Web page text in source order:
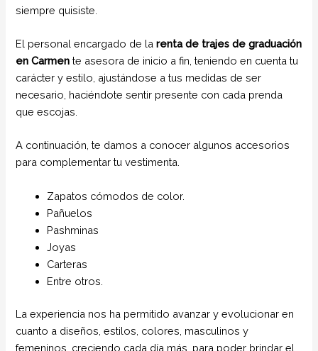
siempre quisiste.
El personal encargado de la renta de trajes de graduación
en Carmen te asesora de inicio a fin, teniendo en cuenta tu
carácter y estilo, ajustándose a tus medidas de ser
necesario, haciéndote sentir presente con cada prenda
que escojas.
A continuación, te damos a conocer algunos accesorios
para complementar tu vestimenta.
Zapatos cómodos de color.
Pañuelos
Pashminas
Joyas
Carteras
Entre otros.
La experiencia nos ha permitido avanzar y evolucionar en
cuanto a diseños, estilos, colores, masculinos y
femeninos, creciendo cada día más, para poder brindar el